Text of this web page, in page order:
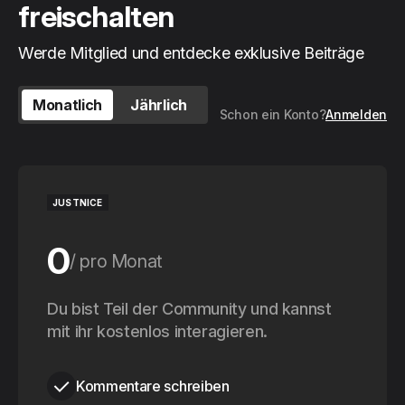
freischalten
Werde Mitglied und entdecke exklusive Beiträge
Monatlich Jährlich
Schon ein Konto?Anmelden
JUSTNICE
0 pro Monat
0 pro Jahr
Du bist Teil der Community und kannst
mit ihr kostenlos interagieren.
Kommentare schreiben